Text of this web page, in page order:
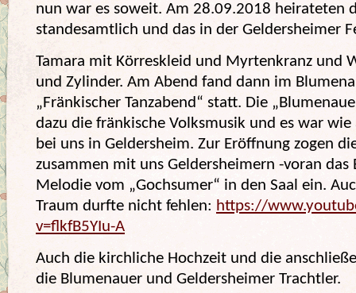
nun war es soweit. Am 28.09.2018 heirateten
standesamtlich und das in der Geldersheimer
Tamara mit Körreskleid und Myrtenkranz und
und Zylinder. Am Abend fand dann im
„Fränkischer Tanzabend“ statt. Die
dazu die fränkische Volksmusik und es war wie
bei uns in Geldersheim. Zur Eröffnung zogen
zusammen mit uns Geldersheimern -voran das
Melodie vom „Gochsumer“ in den Saal ein.
Traum durfte nicht fehlen: https://
v=flkfB5YIu-A
Auch die kirchliche Hochzeit und die
die Blumenauer und Geldersheimer Trachtler.